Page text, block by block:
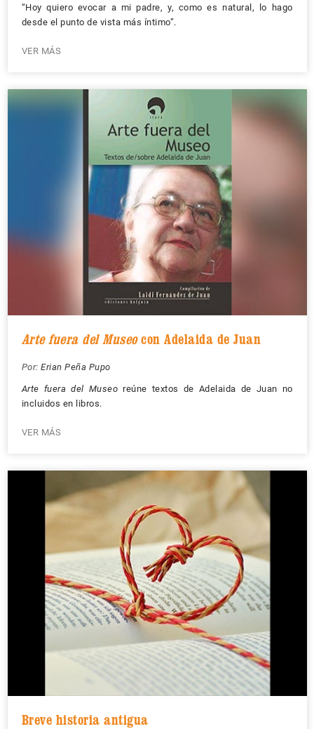
“Hoy quiero evocar a mi padre, y, como es natural, lo hago
desde el punto de vista más íntimo”.
VER MÁS
Arte fuera del Museocon Adelaida de Juan
Por: Erian Peña Pupo
Arte fuera del Museo reúne textos de Adelaida de Juan no
incluidos en libros.
VER MÁS
Breve historia antigua